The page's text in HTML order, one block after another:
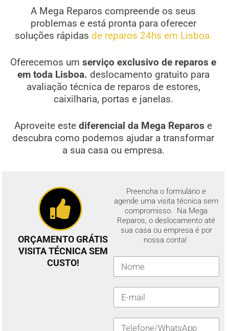
A Mega Reparos compreende os seus
problemas e está pronta para oferecer
soluções rápidas de reparos 24hs em Lisboa.
Oferecemos um serviço exclusivo de reparos e
em toda Lisboa. deslocamento gratuito para
avaliação técnica de reparos de estores,
caixilharia, portas e janelas.
Aproveite estediferencial da Mega Reparos e
descubra como podemos ajudar a transformar
a sua casa ou empresa.
ORÇAMENTO GRÁTIS
VISITA TÉCNICA SEM
CUSTO!
Preencha o formulário e
agende uma visita técnica sem
compromisso. Na Mega
Reparos, o deslocamento até
sua casa ou empresa é por
nossa conta!